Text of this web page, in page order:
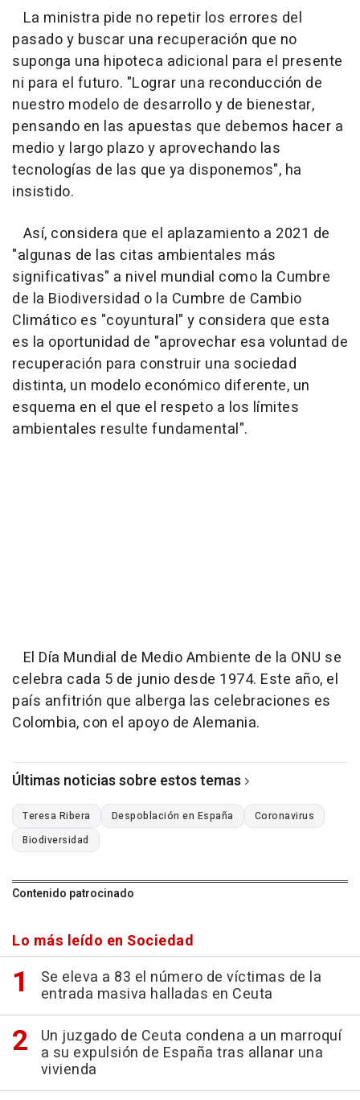
La ministra pide no repetir los errores del
pasado y buscar una recuperación que no
suponga una hipoteca adicional para el presente
ni para el futuro. "Lograr una reconducción de
nuestro modelo de desarrollo y de bienestar,
pensando en las apuestas que debemos hacer a
medio y largo plazo y aprovechando las
tecnologías de las que ya disponemos", ha
insistido.
Así, considera que el aplazamiento a 2021 de
"algunas de las citas ambientales más
significativas" a nivel mundial como la Cumbre
de la Biodiversidad o la Cumbre de Cambio
Climático es "coyuntural" y considera que esta
es la oportunidad de "aprovechar esa voluntad de
recuperación para construir una sociedad
distinta, un modelo económico diferente, un
esquema en el que el respeto a los límites
ambientales resulte fundamental".
El Día Mundial de Medio Ambiente de la ONU se
celebra cada 5 de junio desde 1974. Este año, el
país anfitrión que alberga las celebraciones es
Colombia, con el apoyo de Alemania.
Últimas noticias sobre estos temas
Teresa Ribera Despoblación en España
Coronavirus
Biodiversidad
Contenido patrocinado
Lo más leído en Sociedad
Se eleva a 83 el número de víctimas de la
entrada masiva halladas en Ceuta
Un juzgado de Ceuta condena a un marroquí
a su expulsión de España tras allanar una
vivienda